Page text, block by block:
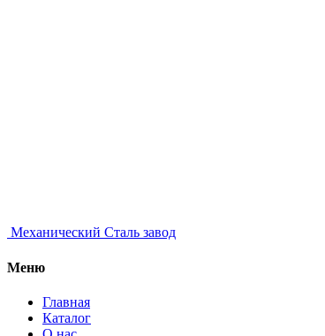
Механический Сталь завод
Меню
Главная
Каталог